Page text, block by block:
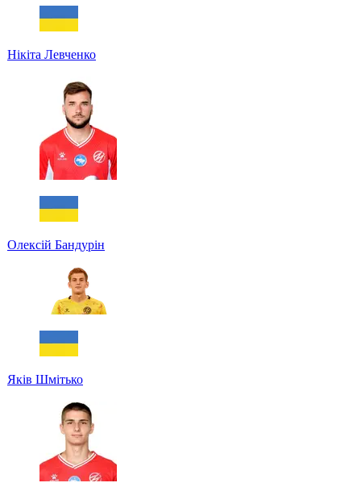
Нікіта Левченко
Олексій Бандурін
Яків Шмітько